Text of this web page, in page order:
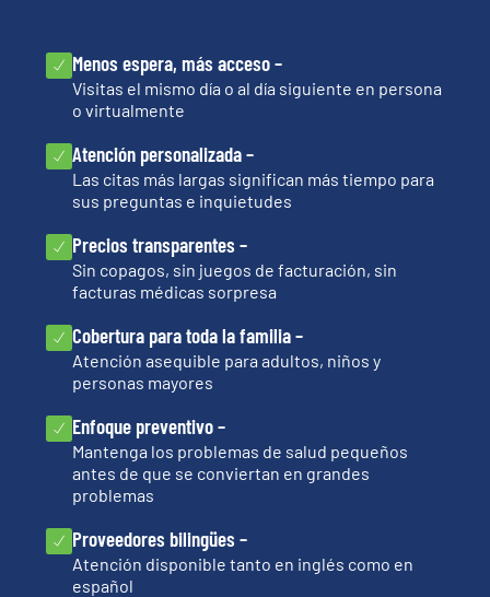
Menos espera, más acceso –
Visitas el mismo día o al día siguiente en persona
o virtualmente
Atención personalizada –
Las citas más largas significan más tiempo para
sus preguntas e inquietudes
Precios transparentes –
Sin copagos, sin juegos de facturación, sin
facturas médicas sorpresa
Cobertura para toda la familia –
Atención asequible para adultos, niños y
personas mayores
Enfoque preventivo –
Mantenga los problemas de salud pequeños
antes de que se conviertan en grandes
problemas
Proveedores bilingües –
Atención disponible tanto en inglés como en
español